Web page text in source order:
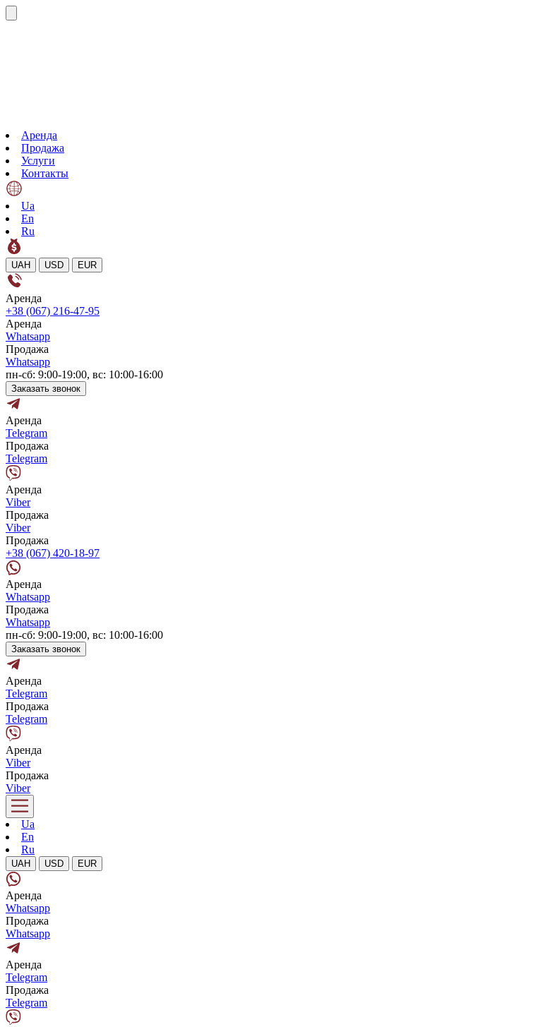
Аренда
Продажа
Услуги
Контакты
Ua
En
Ru
UAH USD EUR
Аренда
+38 (067) 216-47-95
Аренда
Whatsapp
Продажа
Whatsapp
пн-сб: 9:00-19:00, вс: 10:00-16:00
Заказать звонок
Аренда
Telegram
Продажа
Telegram
Аренда
Viber
Продажа
Viber
Продажа
+38 (067) 420-18-97
Аренда
Whatsapp
Продажа
Whatsapp
пн-сб: 9:00-19:00, вс: 10:00-16:00
Заказать звонок
Аренда
Telegram
Продажа
Telegram
Аренда
Viber
Продажа
Viber
Ua
En
Ru
UAH USD EUR
Аренда
Whatsapp
Продажа
Whatsapp
Аренда
Telegram
Продажа
Telegram